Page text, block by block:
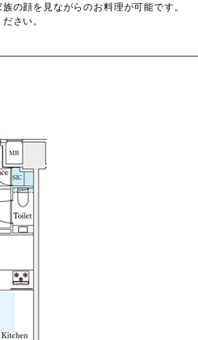
の顔を見ながらのお料理が可能です。
さい。